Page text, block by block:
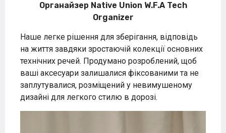
Органайзер Native Union W.F.A Tech
Organizer
Наше легке рішення для зберігання, відповідь
на життя завдяки зростаючій колекції основних
технічних речей. Продумано розроблений, щоб
ваші аксесуари залишалися фіксованими та не
заплутувалися, розміщений у невимушеному
дизайні для легкого стилю в дорозі.